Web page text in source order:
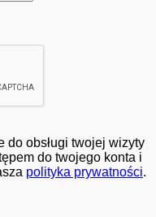
do obsługi twojej wizyty
do twojego konta i
polityka prywatności.